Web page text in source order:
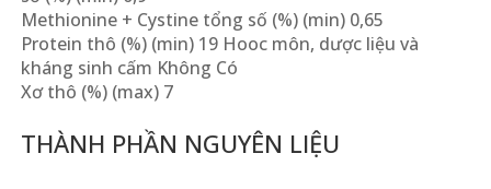
Methionine + Cystine tổng số (%) (min) 0,65
Protein thô (%) (min) 19 Hooc môn, dược liệu và
kháng sinh cấm Không Có
Xơ thô (%) (max) 7
THÀNH PHẦN NGUYÊN LIỆU